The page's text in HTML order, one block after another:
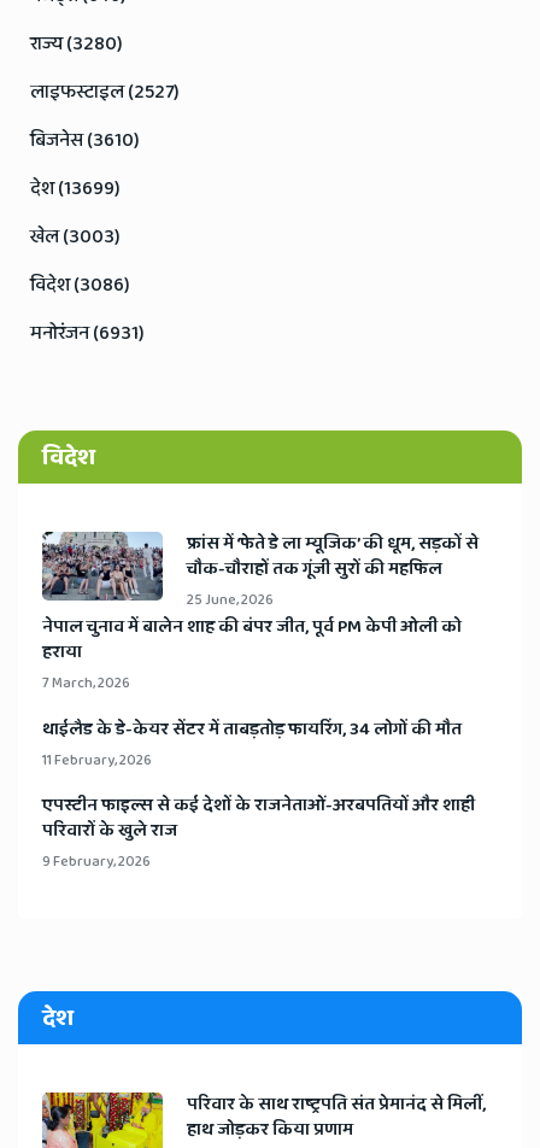
राज्य (3280)
लाइफस्टाइल (2527)
बिजनेस (3610)
देश (13699)
खेल (3003)
विदेश (3086)
मनोरंजन (6931)
विदेश
​फ्रांस में ‘फेते डे ला म्यूजिक’ की धूम, सड़कों से
चौक-चौराहों तक गूंजी सुरों की महफिल
25 June, 2026
​नेपाल चुनाव में बालेन शाह की बंपर जीत, पूर्व PM केपी ओली को
हराया
7 March, 2026
​थाईलैड के डे-केयर सेंटर में ताबड़तोड़ फायरिंग, 34 लोगों की मौत
11 February, 2026
​एपस्टीन फाइल्स से कई देशों के राजनेताओं-अरबपतियों और शाही
परिवारों के खुले राज
9 February, 2026
देश
​परिवार के साथ राष्ट्रपति संत प्रेमानंद से मिलीं,
हाथ जोड़कर किया प्रणाम